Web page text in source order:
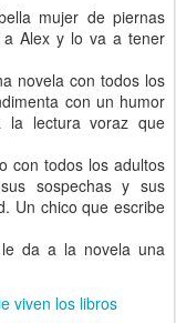
mujer de piernas
Alex y lo va a tener
novela con todos los
con un humor
la lectura voraz que
con todos los adultos
sospechas y sus
Un chico que escribe
da a la novela una
viven los libros